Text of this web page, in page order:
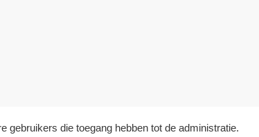
gebruikers die toegang hebben tot de administratie.